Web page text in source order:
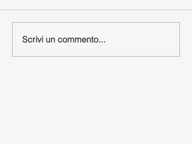
Scrivi un commento...